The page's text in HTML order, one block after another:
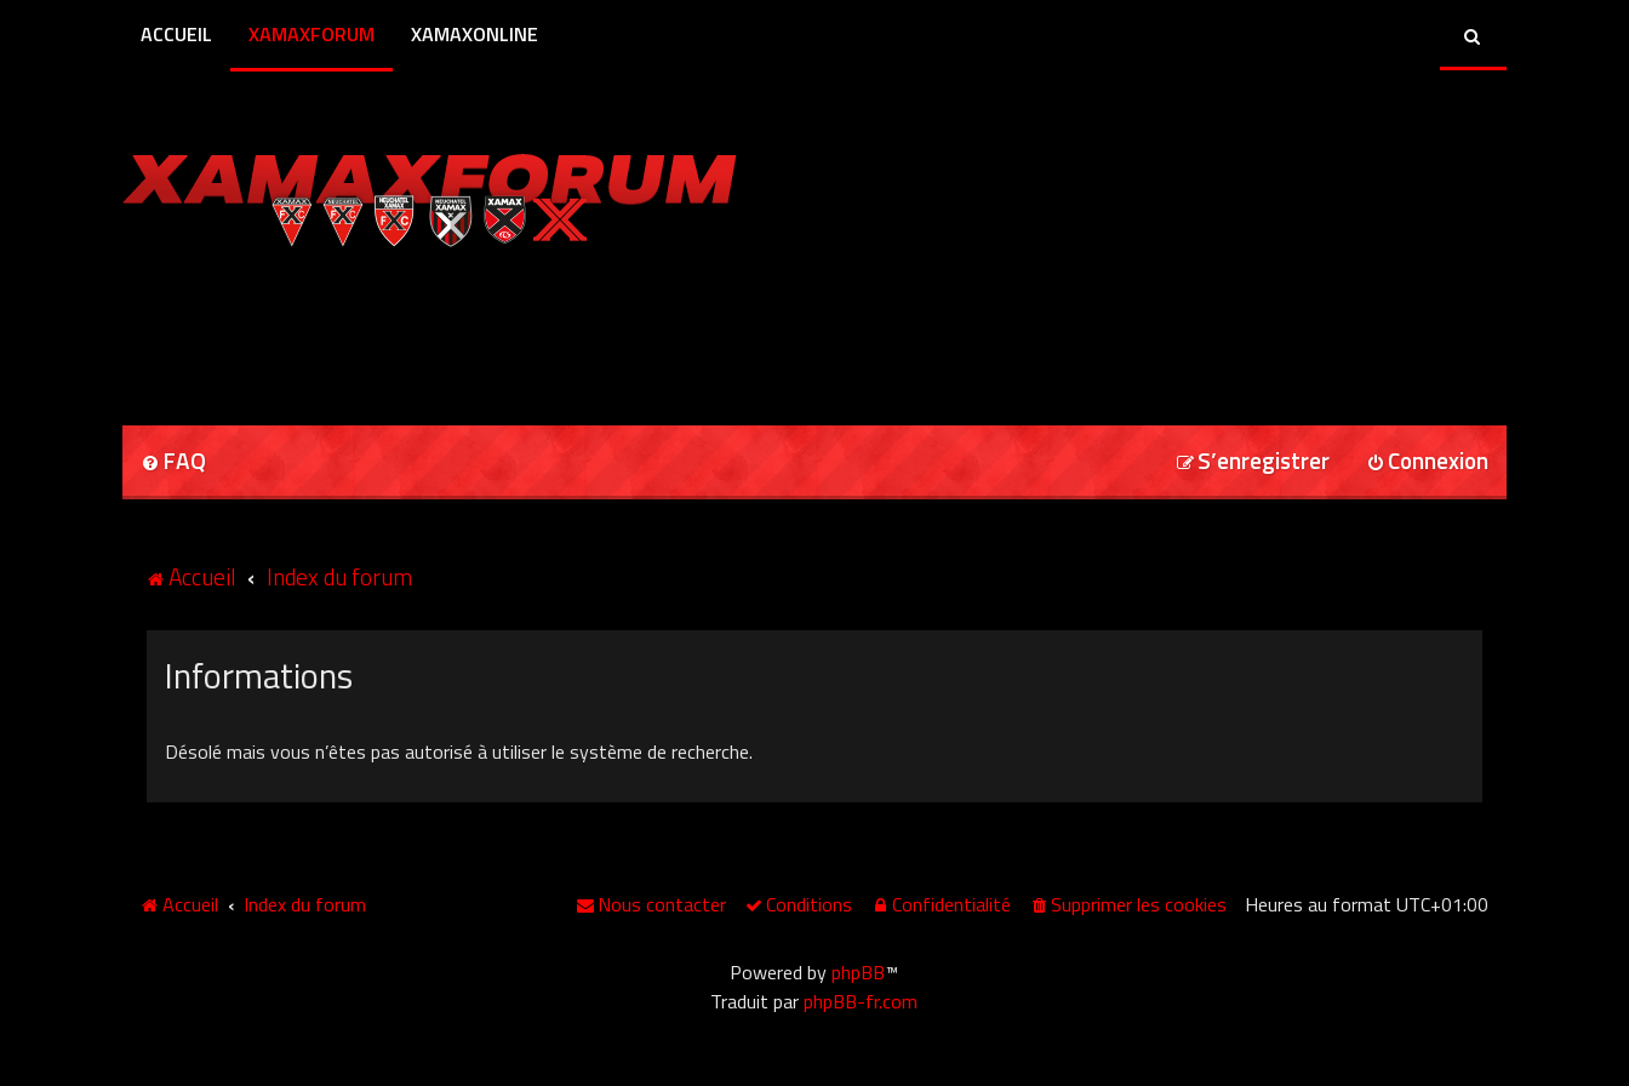
ACCUEIL XAMAXFORUM XAMAXONLINE
FAQ Connexion
S’enregistrer
Accueil Index du forum
Informations
Désolé mais vous n’êtes pas autorisé à utiliser le système de recherche.
Accueil Index du forum Heures au formatUTC+01:00
Supprimer les cookies
Confidentialité
Conditions
Nous contacter
Powered byphpBB™
Traduit parphpBB-fr.com